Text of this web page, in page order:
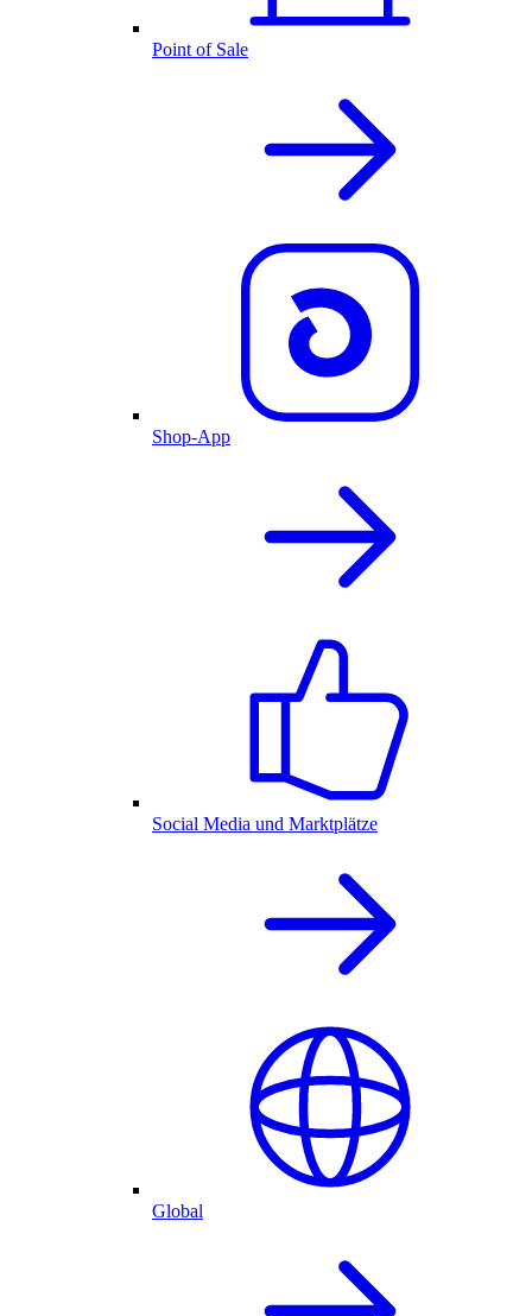
Point of Sale
Shop-App
Social Media und Marktplätze
Global